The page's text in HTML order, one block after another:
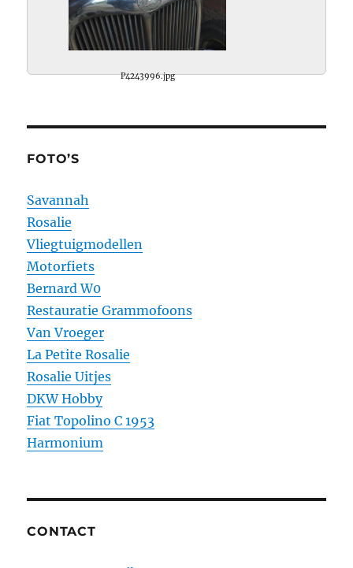
P4243996.jpg
FOTO’S
Savannah
Rosalie
Vliegtuigmodellen
Motorfiets
Bernard W0
Restauratie Grammofoons
Van Vroeger
La Petite Rosalie
Rosalie Uitjes
DKW Hobby
Fiat Topolino C 1953
Harmonium
CONTACT